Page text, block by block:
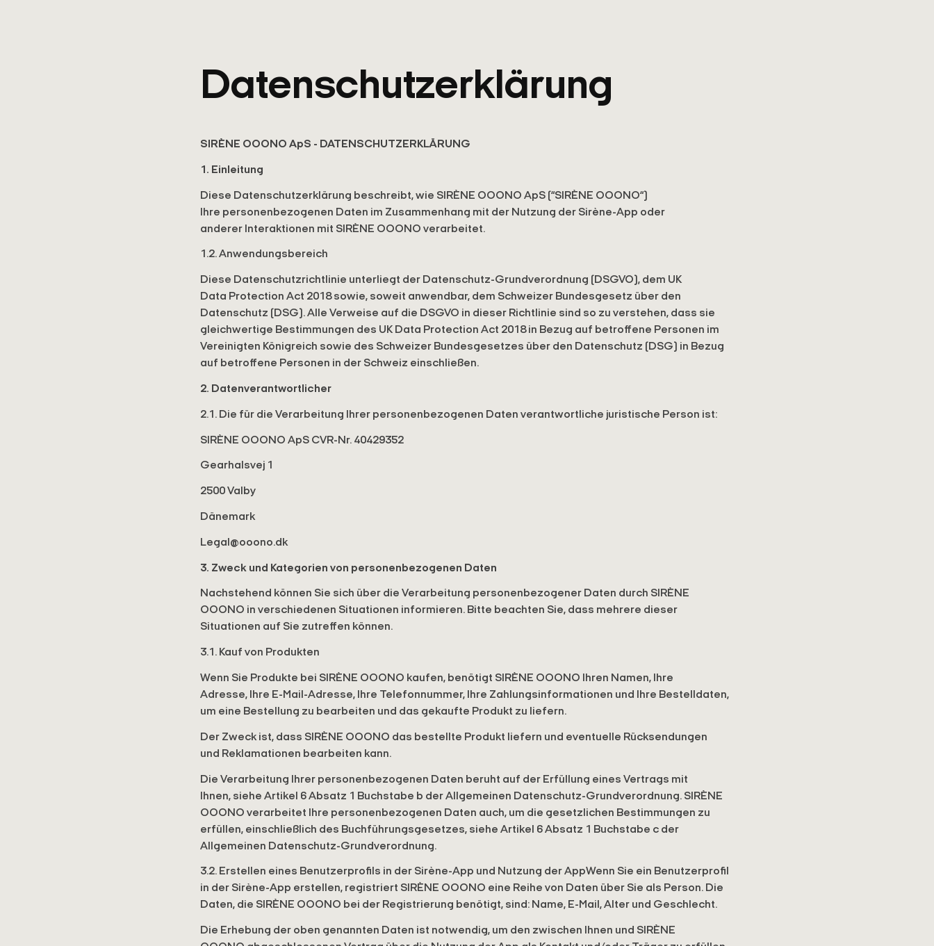
Datenschutzerklärung
SIRÈNE OOONO ApS - DATENSCHUTZERKLÄRUNG
1. Einleitung
Diese Datenschutzerklärung beschreibt, wie SIRÈNE OOONO ApS (“SIRÈNE OOONO“)
Ihre personenbezogenen Daten im Zusammenhang mit der Nutzung der Sirène-App oder
anderer Interaktionen mit SIRÈNE OOONO verarbeitet.
1.2. Anwendungsbereich
Diese Datenschutzrichtlinie unterliegt der Datenschutz-Grundverordnung (DSGVO), dem UK
Data Protection Act 2018 sowie, soweit anwendbar, dem Schweizer Bundesgesetz über den
Datenschutz (DSG). Alle Verweise auf die DSGVO in dieser Richtlinie sind so zu verstehen, dass sie
gleichwertige Bestimmungen des UK Data Protection Act 2018 in Bezug auf betroffene Personen im
Vereinigten Königreich sowie des Schweizer Bundesgesetzes über den Datenschutz (DSG) in Bezug
auf betroffene Personen in der Schweiz einschließen.
2. Datenverantwortlicher
2.1. Die für die Verarbeitung Ihrer personenbezogenen Daten verantwortliche juristische Person ist:
SIRÈNE OOONO ApS CVR-Nr. 40429352
Gearhalsvej 1
2500 Valby
Dänemark
Legal@ooono.dk
3. Zweck und Kategorien von personenbezogenen Daten
Nachstehend können Sie sich über die Verarbeitung personenbezogener Daten durch SIRÈNE
OOONO in verschiedenen Situationen informieren. Bitte beachten Sie, dass mehrere dieser
Situationen auf Sie zutreffen können.
3.1. Kauf von Produkten
Wenn Sie Produkte bei SIRÈNE OOONO kaufen, benötigt SIRÈNE OOONO Ihren Namen, Ihre
Adresse, Ihre E-Mail-Adresse, Ihre Telefonnummer, Ihre Zahlungsinformationen und Ihre Bestelldaten,
um eine Bestellung zu bearbeiten und das gekaufte Produkt zu liefern.
Der Zweck ist, dass SIRÈNE OOONO das bestellte Produkt liefern und eventuelle Rücksendungen
und Reklamationen bearbeiten kann.
Die Verarbeitung Ihrer personenbezogenen Daten beruht auf der Erfüllung eines Vertrags mit
Ihnen, siehe Artikel 6 Absatz 1 Buchstabe b der Allgemeinen Datenschutz-Grundverordnung. SIRÈNE
OOONO verarbeitet Ihre personenbezogenen Daten auch, um die gesetzlichen Bestimmungen zu
erfüllen, einschließlich des Buchführungsgesetzes, siehe Artikel 6 Absatz 1 Buchstabe c der
Allgemeinen Datenschutz-Grundverordnung.
3.2. Erstellen eines Benutzerprofils in der Sirène-App und Nutzung der AppWenn Sie ein Benutzerprofil
in der Sirène-App erstellen, registriert SIRÈNE OOONO eine Reihe von Daten über Sie als Person. Die
Daten, die SIRÈNE OOONO bei der Registrierung benötigt, sind: Name, E-Mail, Alter und Geschlecht.
Die Erhebung der oben genannten Daten ist notwendig, um den zwischen Ihnen und SIRÈNE